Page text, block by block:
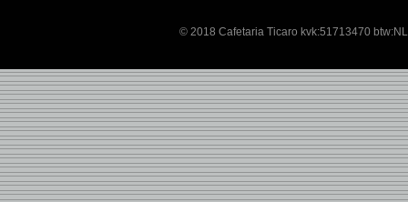
© 2018 Cafetaria Ticaro kvk:51713470